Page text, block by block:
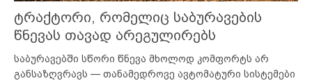
ტრაქტორი, რომელიც საბურავების
წნევას თავად არეგულირებს
საბურავებში სწორი წნევა მხოლოდ კომფორტს არ
განსაზღვრავს — თანამედროვე ავტომატური სისტემები